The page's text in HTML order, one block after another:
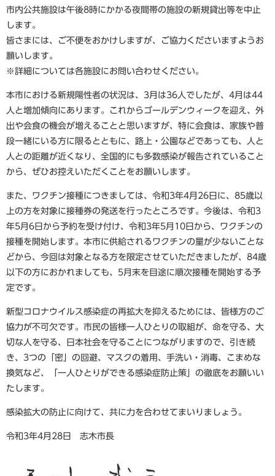
市内公共施設は午後8時にかかる夜間帯の施設の新規貸出等を中止
します。
皆さまには、ご不便をおかけしますが、ご協力くださいますようお
願いします。
※詳細については各施設にお問い合わせください。
本市における新規陽性者の状況は、3月は36人でしたが、4月は44
人と増加傾向にあります。これからゴールデンウィークを迎え、外
出や会食の機会が増えることと思いますが、特に会食は、家族や普
段一緒にいる方に限るとともに、路上・公園などであっても、人と
人との距離が近くなり、全国的にも多数感染が報告されていること
から、ぜひお控えいただくことをお願いします。
また、ワクチン接種につきましては、令和3年4月26日に、85歳以
上の方を対象に接種券の発送を行ったところです。今後は、令和3
年5月6日から予約を受け付け、令和3年5月10日から、ワクチンの
接種を開始します。本市に供給されるワクチンの量が少ないことな
どから、今回は対象となる方を限定させていただきましたが、84歳
以下の方におかれましても、5月末を目途に順次接種を開始する予
定です。
新型コロナウイルス感染症の再拡大を抑えるためには、皆様方のご
協力が不可欠です。市民の皆様一人ひとりの取組が、命を守る、大
切な人を守る、日本社会を守ることにつながりますので、引き続
き、3つの「密」の回避、マスクの着用、手洗い・消毒、こまめな
換気など、「一人ひとりができる感染症防止策」の徹底をお願いい
たします。
感染拡大の防止に向けて、共に力を合わせてまいりましょう。
令和3年4月28日 志木市長